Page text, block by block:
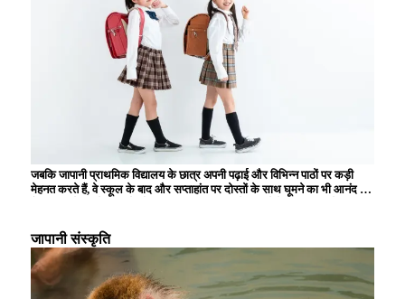
जबकि जापानी प्राथमिक विद्यालय के छात्र अपनी पढ़ाई और विभिन्न पाठों पर कड़ी
मेहनत करते हैं, वे स्कूल के बाद और सप्ताहांत पर दोस्तों के साथ घूमने का भी आनंद लेते
के भोजन के समय, बच्चों को उनकी पोषण संबंधी शिक्षा के हिस्से के रूप में भोजन तैयार
करना और साफ-सफाई करना सिखाया जाता है, जिससे उनमें जिम्मेदारी और स्वतंत्रता
की भावना विकसित होती है। सफाई गतिविधियों और स्कूल कार्यक्रमों में भागीदारी भी
प्राथमिक विद्यालय के छात्रों के लिए महत्वपूर्ण गतिविधियाँ हैं, और उन्हें स्थानीय समुदाय
में योगदान देने की भावना विकसित करने के अवसर प्रदान करती हैं।
जापानी संस्कृति